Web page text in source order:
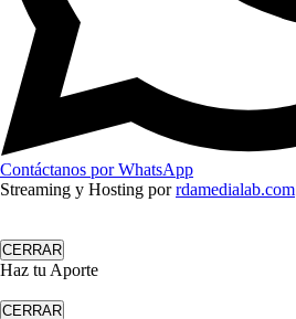
Contáctanos por WhatsApp
Streaming y Hosting porrdamedialab.com
CERRAR
Haz tu Aporte
CERRAR